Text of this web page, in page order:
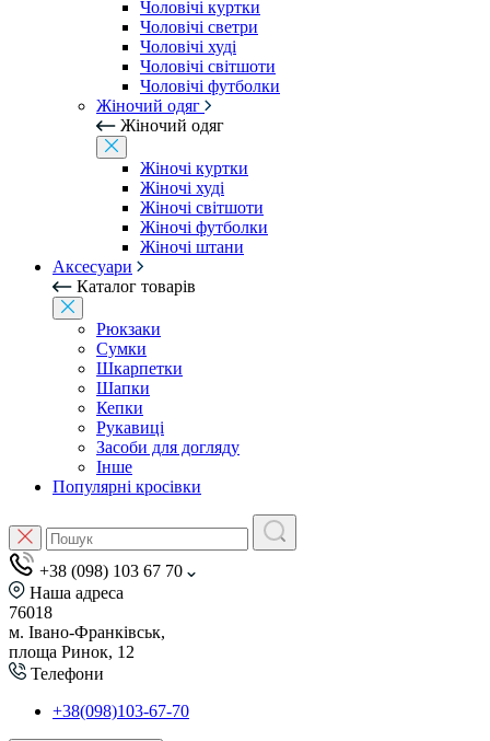
Чоловічі куртки
Чоловічі светри
Чоловічі худі
Чоловічі світшоти
Чоловічі футболки
Жіночий одяг
Жіночий одяг
Жіночі куртки
Жіночі худі
Жіночі світшоти
Жіночі футболки
Жіночі штани
Аксесуари
Каталог товарів
Рюкзаки
Сумки
Шкарпетки
Шапки
Кепки
Рукавиці
Засоби для догляду
Інше
Популярні кросівки
+38 (098) 103 67 70
Наша адреса
76018
м. Івано-Франківськ,
площа Ринок, 12
Телефони
+38(098)103-67-70